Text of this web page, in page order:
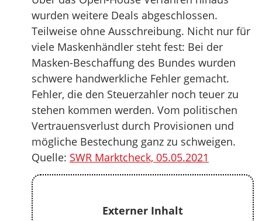
wurden weitere Deals abgeschlossen.
Teilweise ohne Ausschreibung. Nicht nur für
viele Maskenhändler steht fest: Bei der
Masken-Beschaffung des Bundes wurden
schwere handwerkliche Fehler gemacht.
Fehler, die den Steuerzahler noch teuer zu
stehen kommen werden. Vom politischen
Vertrauensverlust durch Provisionen und
mögliche Bestechung ganz zu schweigen.
Quelle: SWR Marktcheck, 05.05.2021
Externer Inhalt